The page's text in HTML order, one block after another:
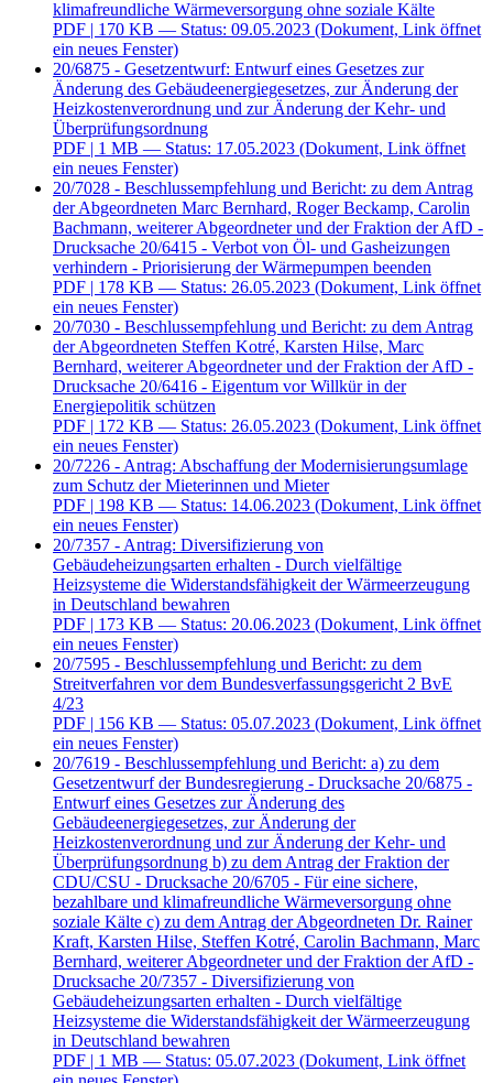
klimafreundliche Wärmeversorgung ohne soziale Kälte
PDF | 170 KB — Status: 09.05.2023 (Dokument, Link öffnet
ein neues Fenster)
20/6875 - Gesetzentwurf: Entwurf eines Gesetzes zur
Änderung des Gebäudeenergiegesetzes, zur Änderung der
Heizkostenverordnung und zur Änderung der Kehr- und
Überprüfungsordnung
PDF | 1 MB — Status: 17.05.2023 (Dokument, Link öffnet
ein neues Fenster)
20/7028 - Beschlussempfehlung und Bericht: zu dem Antrag
der Abgeordneten Marc Bernhard, Roger Beckamp, Carolin
Bachmann, weiterer Abgeordneter und der Fraktion der AfD -
Drucksache 20/6415 - Verbot von Öl- und Gasheizungen
verhindern - Priorisierung der Wärmepumpen beenden
PDF | 178 KB — Status: 26.05.2023 (Dokument, Link öffnet
ein neues Fenster)
20/7030 - Beschlussempfehlung und Bericht: zu dem Antrag
der Abgeordneten Steffen Kotré, Karsten Hilse, Marc
Bernhard, weiterer Abgeordneter und der Fraktion der AfD -
Drucksache 20/6416 - Eigentum vor Willkür in der
Energiepolitik schützen
PDF | 172 KB — Status: 26.05.2023 (Dokument, Link öffnet
ein neues Fenster)
20/7226 - Antrag: Abschaffung der Modernisierungsumlage
zum Schutz der Mieterinnen und Mieter
PDF | 198 KB — Status: 14.06.2023 (Dokument, Link öffnet
ein neues Fenster)
20/7357 - Antrag: Diversifizierung von
Gebäudeheizungsarten erhalten - Durch vielfältige
Heizsysteme die Widerstandsfähigkeit der Wärmeerzeugung
in Deutschland bewahren
PDF | 173 KB — Status: 20.06.2023 (Dokument, Link öffnet
ein neues Fenster)
20/7595 - Beschlussempfehlung und Bericht: zu dem
Streitverfahren vor dem Bundesverfassungsgericht 2 BvE
4/23
PDF | 156 KB — Status: 05.07.2023 (Dokument, Link öffnet
ein neues Fenster)
20/7619 - Beschlussempfehlung und Bericht: a) zu dem
Gesetzentwurf der Bundesregierung - Drucksache 20/6875 -
Entwurf eines Gesetzes zur Änderung des
Gebäudeenergiegesetzes, zur Änderung der
Heizkostenverordnung und zur Änderung der Kehr- und
Überprüfungsordnung b) zu dem Antrag der Fraktion der
CDU/CSU - Drucksache 20/6705 - Für eine sichere,
bezahlbare und klimafreundliche Wärmeversorgung ohne
soziale Kälte c) zu dem Antrag der Abgeordneten Dr. Rainer
Kraft, Karsten Hilse, Steffen Kotré, Carolin Bachmann, Marc
Bernhard, weiterer Abgeordneter und der Fraktion der AfD -
Drucksache 20/7357 - Diversifizierung von
Gebäudeheizungsarten erhalten - Durch vielfältige
Heizsysteme die Widerstandsfähigkeit der Wärmeerzeugung
in Deutschland bewahren
PDF | 1 MB — Status: 05.07.2023 (Dokument, Link öffnet